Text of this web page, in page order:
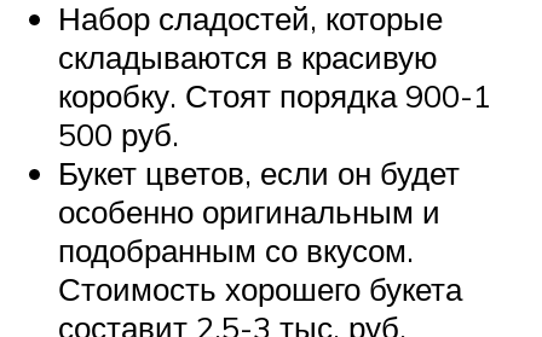
Набор сладостей, которые
складываются в красивую
коробку. Стоят порядка 900-1
500 руб.
Букет цветов, если он будет
особенно оригинальным и
подобранным со вкусом.
Стоимость хорошего букета
составит 2,5-3 тыс. руб.